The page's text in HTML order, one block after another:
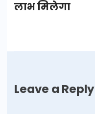
लाभ मिलेगा
Leave a Reply